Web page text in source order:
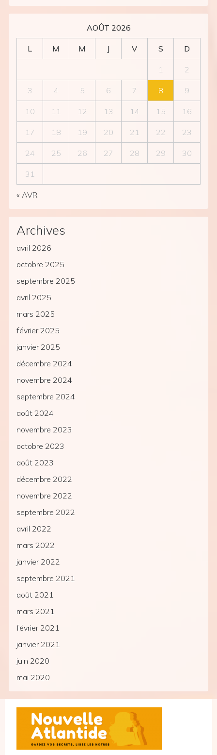
AOÛT 2026
L M M J V S D
1 2
3 4 5 6 7 8 9
10 11 12 13 14 15 16
17 18 19 20 21 22 23
24 25 26 27 28 29 30
31
« AVR
Archives
avril 2026
octobre 2025
septembre 2025
avril 2025
mars 2025
février 2025
janvier 2025
décembre 2024
novembre 2024
septembre 2024
août 2024
novembre 2023
octobre 2023
août 2023
décembre 2022
novembre 2022
septembre 2022
avril 2022
mars 2022
janvier 2022
septembre 2021
août 2021
mars 2021
février 2021
janvier 2021
juin 2020
mai 2020